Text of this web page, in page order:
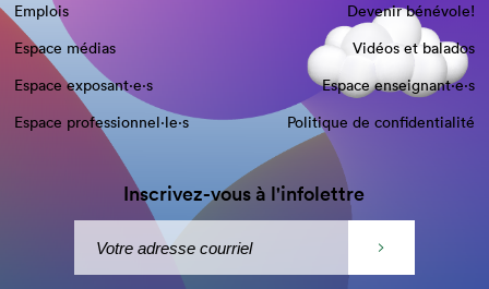
Emplois
Devenir bénévole!
Espace médias
Vidéos et balados
Espace exposant·e⋅s
Espace enseignant·e⋅s
Espace professionnel·le⋅s
Politique de confidentialité
Inscrivez-vous à l'infolettre